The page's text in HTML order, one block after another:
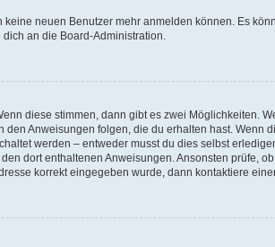
neuen Benutzer mehr anmelden können. Es
an die Board-Administration.
diese stimmen, dann gibt es zwei Möglichkeiten.
Anweisungen folgen, die du erhalten hast. Wenn
werden – entweder musst du dies selbst
dort enthaltenen Anweisungen. Ansonsten prüfe,
korrekt eingegeben wurde, dann kontaktiere